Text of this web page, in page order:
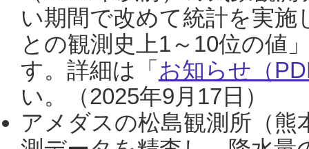
い期間で改めて統計を実
との観測史上1～10位の値
す。詳細は「 お知らせ（
い。（2025年9月17日）
アメダスの松島観測所（熊